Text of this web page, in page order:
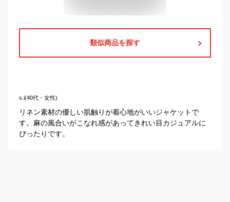
類似商品を探す
s.i(40代・女性)
リネン素材の優しい肌触りが着心地がいいジャケットで
す。麻の風合いがこなれ感があってきれい目カジュアルに
ぴったりです。